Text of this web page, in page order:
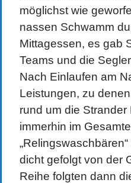
möglichst wie
nassen Schwamm
Mittagessen, es gab
Teams und die
Nach Einlaufen am
Leistungen, zu
rund um die
immerhin im
dicht gefolgt von der
Reihe folgten dann